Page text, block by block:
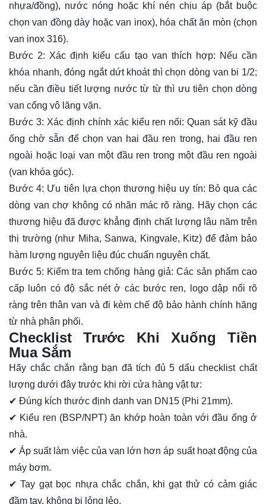
nhựa/đồng), nước nóng hoặc khí nén chịu áp (bắt buộc
chọn van đồng dày hoặc van inox), hóa chất ăn mòn (chọn
van inox 316).
Bước 2: Xác định kiểu cấu tạo van thích hợp: Nếu cần
khóa nhanh, đóng ngắt dứt khoát thì chọn dòng van bi 1/2;
nếu cần điều tiết lượng nước từ từ thì ưu tiên chọn dòng
van cổng vô lăng vặn.
Bước 3: Xác định chính xác kiểu ren nối: Quan sát kỹ đầu
ống chờ sẵn để chọn van hai đầu ren trong, hai đầu ren
ngoài hoặc loại van một đầu ren trong một đầu ren ngoài
(van khóa góc).
Bước 4: Ưu tiên lựa chọn thương hiệu uy tín: Bỏ qua các
dòng van chợ không có nhãn mác rõ ràng. Hãy chọn các
thương hiệu đã được khẳng định chất lượng lâu năm trên
thị trường (như Miha, Sanwa, Kingvale, Kitz) để đảm bảo
hàm lượng nguyên liệu đúc chuẩn nguyên chất.
Bước 5: Kiểm tra tem chống hàng giả: Các sản phẩm cao
cấp luôn có độ sắc nét ở các bước ren, logo dập nổi rõ
ràng trên thân van và đi kèm chế độ bảo hành chính hãng
từ nhà phân phối.
Checklist Trước Khi Xuống Tiền
Mua Sắm
Hãy chắc chắn rằng bạn đã tích đủ 5 dấu checklist chất
lượng dưới đây trước khi rời cửa hàng vật tư:
✔ Đúng kích thước định danh van DN15 (Phi 21mm).
✔ Kiểu ren (BSP/NPT) ăn khớp hoàn toàn với đầu ống ở
nhà.
✔ Áp suất làm việc của van lớn hơn áp suất hoạt động của
máy bơm.
✔ Tay gạt bọc nhựa chắc chắn, khi gạt thử có cảm giác
đầm tay, không bị lỏng lẻo.